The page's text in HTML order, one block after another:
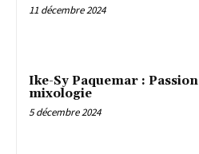
11 décembre 2024
Ike-Sy Paquemar : Passion
mixologie
5 décembre 2024